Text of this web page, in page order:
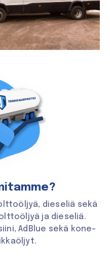
dieseliä sekä
ja dieseliä.
AdBlue sekä kone-